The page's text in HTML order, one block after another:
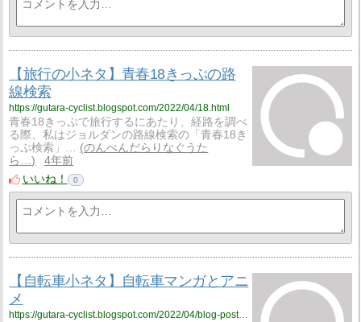
【旅行の小ネタ】青春18きっぷの路
線検索
https://gutara-cyclist.blogspot.com/2022/04/18.html
青春18きっぷで旅行するにあたり、経路を調べ
る際、私はジョルダンの路線検索の「青春18き
っぷ検索」…
のんべんだらりなぐうた
ら…
4年前
いいね！
0
【自転車小ネタ】自転車マンガとアニ
メ
https://gutara-cyclist.blogspot.com/2022/04/blog-post_74.html